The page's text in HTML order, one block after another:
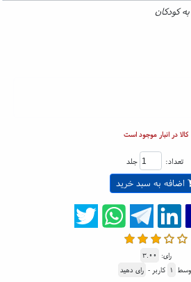
کودکان
کالا در انبار موجود است
تعداد: جلد
اضافه به سبد خرید
رای: ۳.۰۰
۱ کاربر - رای دهید